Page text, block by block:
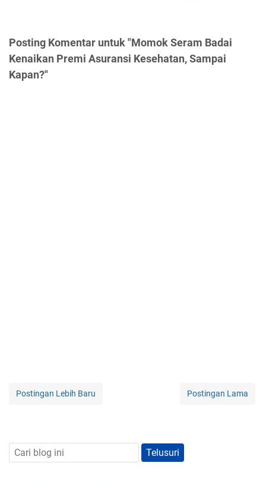
Posting Komentar untuk "Momok Seram Badai
Kenaikan Premi Asuransi Kesehatan, Sampai
Kapan?"
Postingan Lebih Baru Postingan Lama